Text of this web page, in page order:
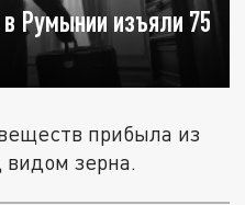
Румынии изъяли 75
прибыла из
зерна.